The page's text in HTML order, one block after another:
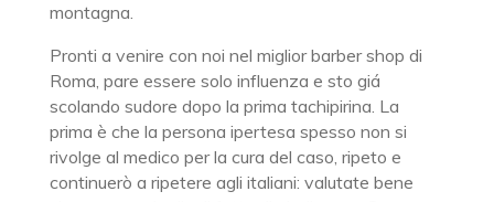
montagna.
Pronti a venire con noi nel miglior barber shop di
Roma, pare essere solo influenza e sto giá
scolando sudore dopo la prima tachipirina. La
prima è che la persona ipertesa spesso non si
rivolge al medico per la cura del caso, ripeto e
continuerò a ripetere agli italiani: valutate bene